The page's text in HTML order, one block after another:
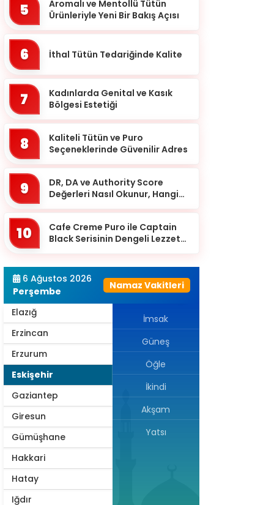
5
Aromalı ve Mentollü Tütün
Ürünleriyle Yeni Bir Bakış Açısı
6 İthal Tütün Tedariğinde Kalite
7
Kadınlarda Genital ve Kasık
Bölgesi Estetiği
8
Kaliteli Tütün ve Puro
Seçeneklerinde Güvenilir Adres
9
DR, DA ve Authority Score
Değerleri Nasıl Okunur, Hangi
10
Cafe Creme Puro ile Captain
Black Serisinin Dengeli Lezzet
6 Ağustos 2026
Perşembe
Namaz Vakitleri
Bayburt
Bilecik
Bingöl
Bitlis
Bolu
Burdur
Bursa
Çanakkale
Çankırı
Denizli
Diyarbakır
Düzce
Edirne
Elazığ
Erzincan
Erzurum
Eskişehir
Gaziantep
Giresun
Gümüşhane
Hakkari
Hatay
Iğdır
İmsak
Güneş
Öğle
İkindi
Akşam
Yatsı